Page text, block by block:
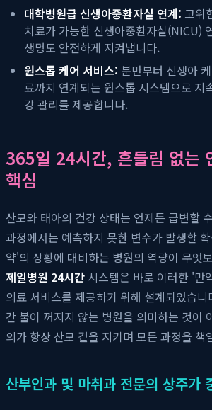
대학병원급 신생아중환자실 연계: 고위
치료가 가능한 신생아중환자실(NICU)
생명도 안전하게 지켜냅니다.
원스톱 케어 서비스: 분만부터 신생아
료까지 연계되는 원스톱 시스템으로 지
강 관리를 제공합니다.
365일 24시간, 흔들림 없는
핵심
산모와 태아의 건강 상태는 언제든 급변할
과정에서는 예측하지 못한 변수가 발생할
약'의 상황에 대비하는 병원의 역량이 무엇
제일병원 24시간 시스템은 바로 이러한 '만
의료 서비스를 제공하기 위해 설계되었습
간 불이 꺼지지 않는 병원을 의미하는 것이
의가 항상 산모 곁을 지키며 모든 과정을 책
산부인과 및 마취과 전문의 상주가